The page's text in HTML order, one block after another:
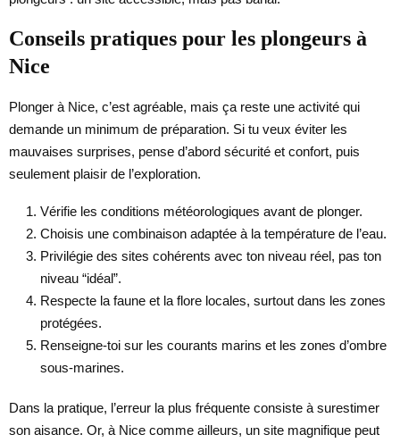
Conseils pratiques pour les plongeurs à
Nice
Plonger à Nice, c’est agréable, mais ça reste une activité qui
demande un minimum de préparation. Si tu veux éviter les
mauvaises surprises, pense d’abord sécurité et confort, puis
seulement plaisir de l’exploration.
Vérifie les conditions météorologiques avant de plonger.
Choisis une combinaison adaptée à la température de l’eau.
Privilégie des sites cohérents avec ton niveau réel, pas ton
niveau “idéal”.
Respecte la faune et la flore locales, surtout dans les zones
protégées.
Renseigne-toi sur les courants marins et les zones d’ombre
sous-marines.
Dans la pratique, l’erreur la plus fréquente consiste à surestimer
son aisance. Or, à Nice comme ailleurs, un site magnifique peut